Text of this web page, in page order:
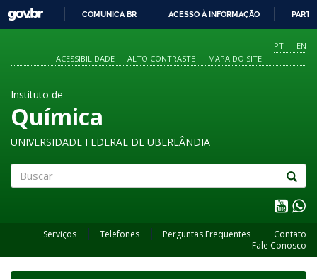
O
CONTEÚDO
GOVBR
COMUNICA BR ACESSO À INFORMAÇÃO
PT
EN
ACESSIBILIDADE
ALTO CONTRASTE MAPA DO SITE
Instituto de
Química
UNIVERSIDADE FEDERAL DE UBERLÂNDIA
Serviços Telefones Perguntas Frequentes
Contato
Fale Conosco